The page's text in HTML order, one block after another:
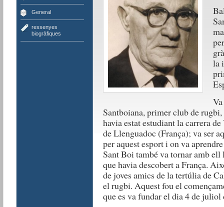
General
ressenyes
biogràfiques
la
Santboiana, primer club de
havia estat estudiant la carrera
de Llenguadoc (França); va ser
per aquest esport i on va
Sant Boi també va tornar amb ell
que havia descobert a França.
de joves amics de la tertúlia de
el rugbi. Aquest fou el
que es va fundar el dia 4 de juliol